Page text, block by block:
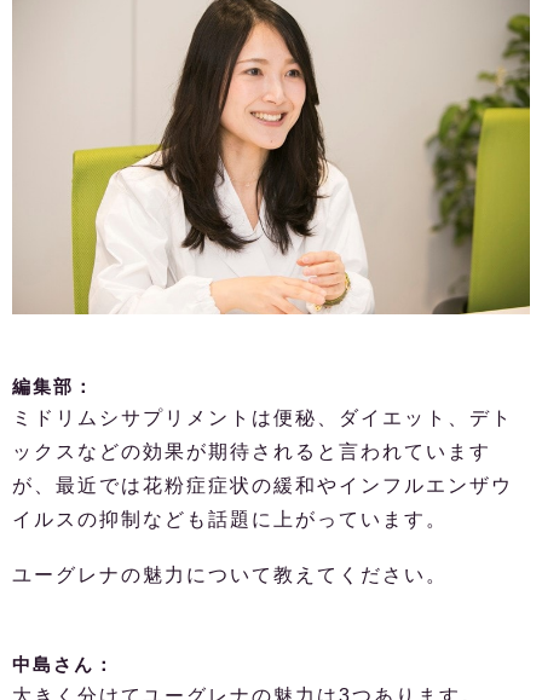
編集部：
ミドリムシサプリメントは便秘、ダイエット、デト
ックスなどの効果が期待されると言われています
が、最近では花粉症症状の緩和やインフルエンザウ
イルスの抑制なども話題に上がっています。
ユーグレナの魅力について教えてください。
中島さん：